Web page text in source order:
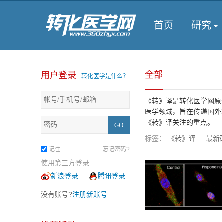
首页 研究
用户登录 转化医学是什么？
记住 忘记密码?
使用第三方登录
新浪登录
腾讯登录
没有账号?注册新账号
全部
《转》译是转化医学网
医学领域，旨在传递国
《转》译关注的重点。
标签：
《转》译 最新